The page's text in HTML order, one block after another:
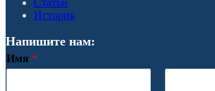
Статьи
История
Напишите нам:
Имя *